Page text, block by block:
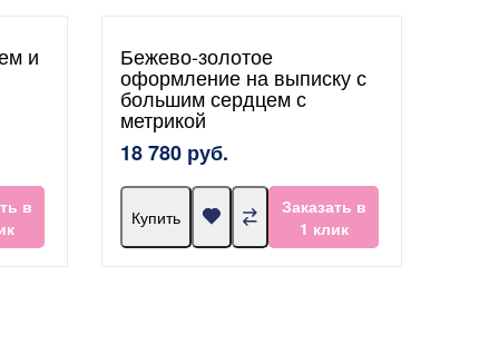
и
в
Бежево-золотое
оформление на выписку с
большим сердцем с
метрикой
18 780 руб.
Купить
Заказать в
1 клик